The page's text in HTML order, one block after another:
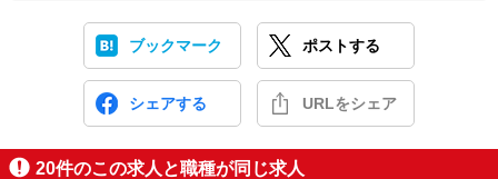
ブックマーク ポストする
シェアする URLをシェア
20件のこの求人と職種が同じ求人